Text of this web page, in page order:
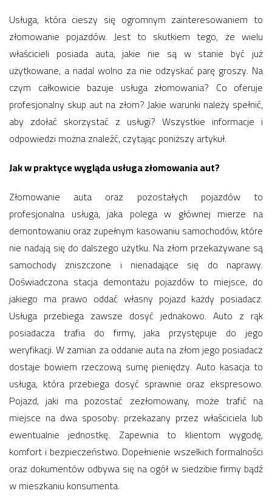
Usługa, która cieszy się ogromnym zainteresowaniem to
złomowanie pojazdów. Jest to skutkiem tego, że wielu
właścicieli posiada auta, jakie nie są w stanie być już
użytkowane, a nadal wolno za nie odzyskać parę groszy. Na
czym całkowicie bazuje usługa złomowania? Co oferuje
profesjonalny skup aut na złom? Jakie warunki należy spełnić,
aby zdołać skorzystać z usługi? Wszystkie informacje i
odpowiedzi można znaleźć, czytając poniższy artykuł.
Jak w praktyce wygląda usługa złomowania aut?
Złomowanie auta oraz pozostałych pojazdów to
profesjonalna usługa, jaka polega w głównej mierze na
demontowaniu oraz zupełnym kasowaniu samochodów, które
nie nadają się do dalszego użytku. Na złom przekazywane są
samochody zniszczone i nienadające się do naprawy.
Doświadczona stacja demontażu pojazdów to miejsce, do
jakiego ma prawo oddać własny pojazd każdy posiadacz.
Usługa przebiega zawsze dosyć jednakowo. Auto z rąk
posiadacza trafia do firmy, jaka przystępuje do jego
weryfikacji. W zamian za oddanie auta na złom jego posiadacz
dostaje bowiem rzeczową sumę pieniędzy. Auto kasacja to
usługa, która przebiega dosyć sprawnie oraz ekspresowo.
Pojazd, jaki ma pozostać zezłomowany, może trafić na
miejsce na dwa sposoby: przekazany przez właściciela lub
ewentualnie jednostkę. Zapewnia to klientom wygodę,
komfort i bezpieczeństwo. Dopełnienie wszelkich formalności
oraz dokumentów odbywa się na ogół w siedzibie firmy bądź
w mieszkaniu konsumenta.